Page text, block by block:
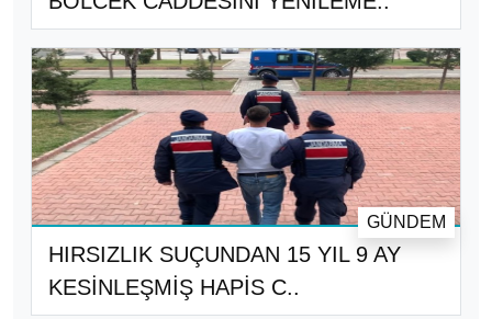
HIRSIZLIK SUÇUNDAN 15 YIL 9 AY
KESİNLEŞMİŞ HAPİS C..
GÜNDEM